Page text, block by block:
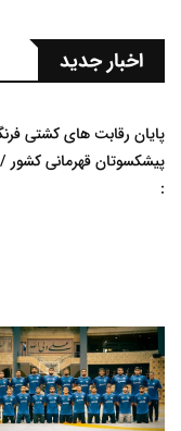
اخبار جدید
پایان رقابت های کشتی
پیشکسوتان قهرمانی کشور
: